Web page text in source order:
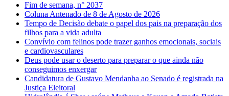
Fim de semana, n° 2037
Coluna Antenado de 8 de Agosto de 2026
Tempo de Decisão debate o papel dos pais na preparação dos
filhos para a vida adulta
Convívio com felinos pode trazer ganhos emocionais, sociais
e cardiovasculares
Deus pode usar o deserto para preparar o que ainda não
conseguimos enxergar
Candidatura de Gustavo Mendanha ao Senado é registrada na
Justiça Eleitoral